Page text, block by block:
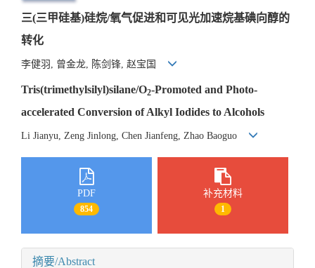
三(三甲硅基)硅烷/氧气促进和可见光加速烷基碘向醇的
转化
李健羽, 曾金龙, 陈剑锋, 赵宝国
Tris(trimethylsilyl)silane/O2-Promoted and Photo-
accelerated Conversion of Alkyl Iodides to Alcohols
Li Jianyu, Zeng Jinlong, Chen Jianfeng, Zhao Baoguo
PDF
854
补充材料
1
摘要/Abstract